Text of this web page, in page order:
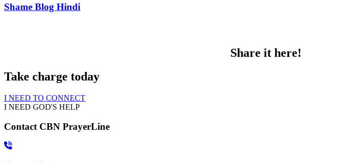
Shame Blog Hindi
Share it here!
Take charge today
I NEED TO CONNECT
I NEED GOD'S HELP
Contact CBN PrayerLine